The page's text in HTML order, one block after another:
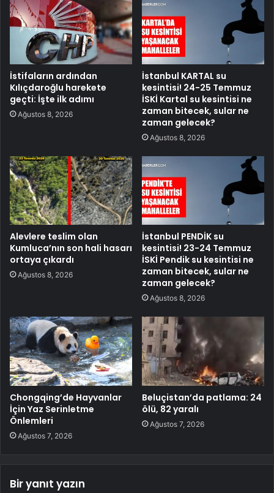
İstifaların ardından
Kılıçdaroğlu harekete
geçti: İşte ilk adımı
Ağustos 8, 2026
İstanbul KARTAL su
kesintisi! 24-25 Temmuz
İSKİ Kartal su kesintisi ne
zaman bitecek, sular ne
zaman gelecek?
Ağustos 8, 2026
Alevlere teslim olan
Kumluca’nın son hali hasarı
ortaya çıkardı
Ağustos 8, 2026
İstanbul PENDİK su
kesintisi! 23-24 Temmuz
İSKİ Pendik su kesintisi ne
zaman bitecek, sular ne
zaman gelecek?
Ağustos 8, 2026
Chongqing’de Hayvanlar
İçin Yaz Serinletme
Önlemleri
Ağustos 7, 2026
Beluçistan’da patlama: 24
ölü, 82 yaralı
Ağustos 7, 2026
Bir yanıt yazın